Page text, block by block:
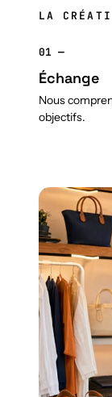
LA
01 —
Échange
Nous
objectifs.